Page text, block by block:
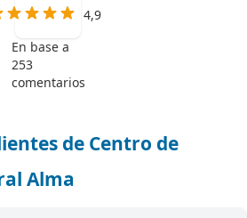
4,9
En base a
253
comentarios
de Centro de
Alma